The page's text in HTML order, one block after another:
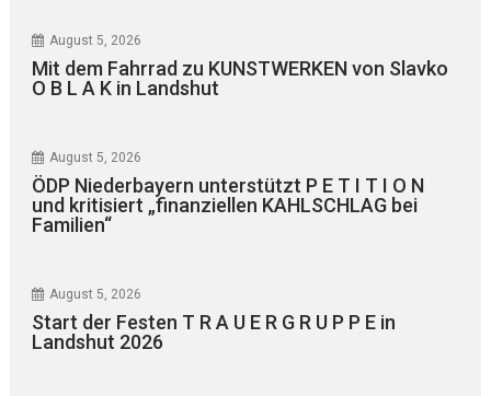
August 5, 2026
Mit dem Fahrrad zu KUNSTWERKEN von Slavko
O B L A K in Landshut
August 5, 2026
ÖDP Niederbayern unterstützt P E T I T I O N
und kritisiert „finanziellen KAHLSCHLAG bei
Familien“
August 5, 2026
Start der Festen T R A U E R G R U P P E in
Landshut 2026